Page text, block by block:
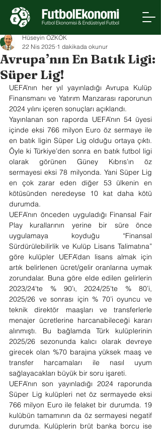
Avrupa’nın En Batık Ligi:
Süper Lig!
Hüseyin ÖZKÖK
22 Nis 2025 1 dakikada okunur
UEFA’nın her yıl yayınladığı Avrupa Kulüp
Finansmanı ve Yatırım Manzarası raporunun
2024 yılını içeren sonuçları açıklandı.
Yayınlanan son raporda UEFA’nın 54 üyesi
içinde eksi 766 milyon Euro öz sermaye ile
en batık ligin Süper Lig olduğu ortaya çıktı.
Öyle ki Türkiye’den sonra en batık futbol ligi
olarak görünen Güney Kıbrıs’ın öz
sermayesi eksi 78 milyonda. Yani Süper Lig
en çok zarar eden diğer 53 ülkenin en
kötüsünden neredeyse 10 kat daha kötü
durumda.
UEFA’nın önceden uyguladığı Finansal Fair
Play kurallarının yerine bir süre önce
uygulamaya koyduğu “Finansal
Sürdürülebilirlik ve Kulüp Lisans Talimatına”
göre kulüpler UEFA’dan lisans almak için
artık belirlenen ücret/gelir oranlarına uymak
zorundalar. Buna göre elde edilen gelirlerin
2023/24'te % 90’ı, 2024/25'te % 80’i,
2025/26 ve sonrası için % 70’i oyuncu ve
teknik direktör maaşları ve transferlerle
menajer ücretlerine harcanabileceği kararı
alınmıştı. Bu bağlamda Türk kulüplerinin
2025/26 sezonunda kalıcı olarak devreye
girecek olan %70 barajına yüksek maaş ve
transfer harcamaları ile nasıl uyum
sağlayacakları büyük bir soru işareti.
UEFA’nın son yayınladığı 2024 raporunda
Süper Lig kulüpleri net öz sermayede eksi
766 milyon Euro ile felaket bir durumda. 19
kulübün tamamının da öz sermayesi negatif
durumda. Kulüplerin brüt banka borcu ise